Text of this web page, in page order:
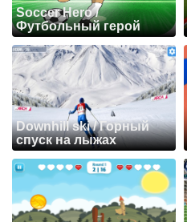
Soccer Hero /
Футбольный герой
Downhill ski / Горный
спуск на лыжах